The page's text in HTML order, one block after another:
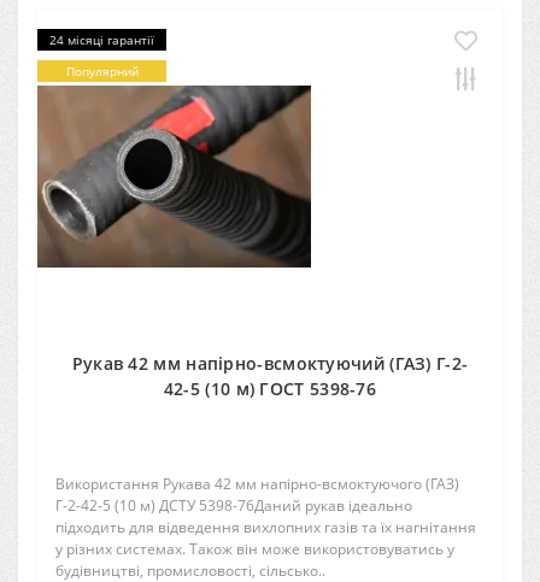
24 місяці гарантії
Популярний
Рукав 42 мм напірно-всмоктуючий (ГАЗ) Г-2-
42-5 (10 м) ГОСТ 5398-76
Використання Рукава 42 мм напірно-всмоктуючого (ГАЗ)
Г-2-42-5 (10 м) ДСТУ 5398-76Даний рукав ідеально
підходить для відведення вихлопних газів та їх нагнітання
у різних системах. Також він може використовуватись у
будівництві, промисловості, сільсько..